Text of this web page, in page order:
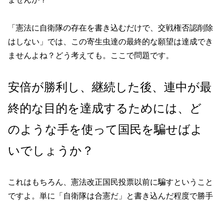
「憲法に自衛隊の存在を書き込むだけで、交戦権否認削除
はしない」では、この寄生虫達の最終的な願望は達成でき
ませんよね？どう考えても。ここで問題です。
安倍が勝利し、継続した後、連中が最
終的な目的を達成するためには、ど
のような手を使って国民を騙せばよ
いでしょうか？
これはもちろん、憲法改正国民投票以前に騙すということ
ですよ。単に「自衛隊は合憲だ」と書き込んだ程度で勝手